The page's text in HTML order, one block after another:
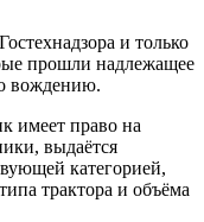
и только
прошли надлежащее
вождению.
имеет право на
выдаётся
категорией,
трактора и объёма